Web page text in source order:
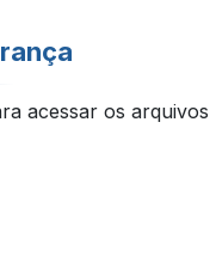
acessar os arquivos